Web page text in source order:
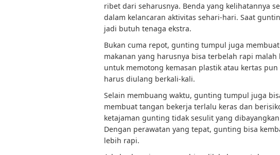
ribet dari seharusnya. Benda yang kelihatannya
dalam kelancaran aktivitas sehari-hari. Saat
jadi butuh tenaga ekstra.
Bukan cuma repot, gunting tumpul juga
makanan yang harusnya bisa terbelah rapi
untuk memotong kemasan plastik atau kertas
harus diulang berkali-kali.
Selain membuang waktu, gunting tumpul juga
membuat tangan bekerja terlalu keras dan
ketajaman gunting tidak sesulit yang
Dengan perawatan yang tepat, gunting bisa
lebih rapi.